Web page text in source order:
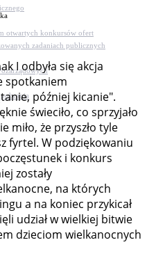
otwartych konkursów ofert
zadaniach publicznych
I odbyła się akcja
spotkaniem
później kicanie".
świeciło, co sprzyjało
miło, że przyszło tyle
fyrtel. W podziękowaniu
i konkurs
zostały
na których
a na koniec przykicał
udział w wielkiej bitwie
dzieciom wielkanocnych